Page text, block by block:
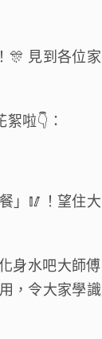
見到各位
啦👇：
」🥢！望住
身水吧大師
，令大家學